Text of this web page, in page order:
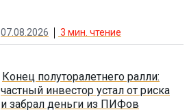
07.08.2026 3 мин. чтение
Конец полуторалетнего ралли:
частный инвестор устал от риска
и забрал деньги из ПИФов